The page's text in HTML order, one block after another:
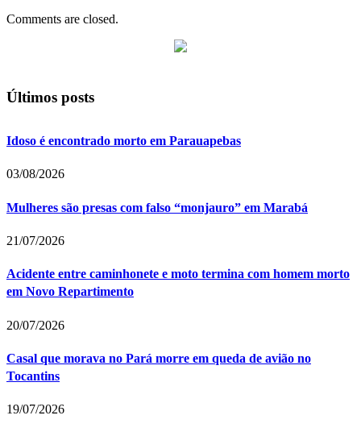
Comments are closed.
Últimos posts
Idoso é encontrado morto em Parauapebas
03/08/2026
Mulheres são presas com falso “monjauro” em Marabá
21/07/2026
Acidente entre caminhonete e moto termina com homem morto
em Novo Repartimento
20/07/2026
Casal que morava no Pará morre em queda de avião no
Tocantins
19/07/2026